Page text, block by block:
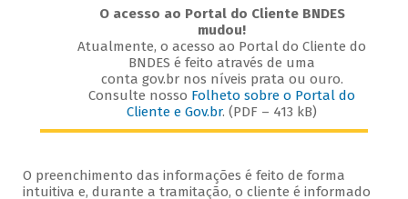
O acesso ao Portal do Cliente BNDES
mudou!
Atualmente, o acesso ao Portal do Cliente do
BNDES é feito através de uma
conta gov.br nos níveis prata ou ouro.
Consulte nosso Folheto sobre o Portal do
Cliente e Gov.br. (PDF – 413 kB)
O preenchimento das informações é feito de forma
intuitiva e, durante a tramitação, o cliente é informado